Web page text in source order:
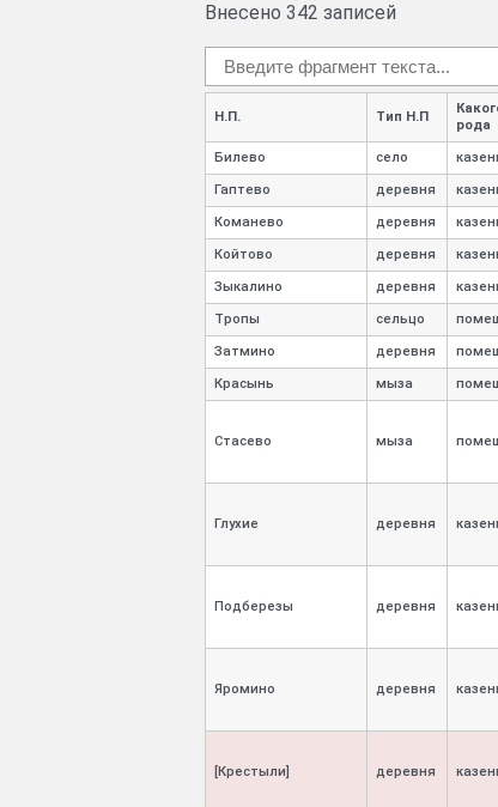
Внесено 342 записей
Н.П. Тип Н.П
рода
Билево село
Гаптево деревня
Команево деревня
Койтово деревня
Зыкалино деревня
Тропы сельцо
Затмино деревня
Красынь мыза
Стасево мыза
Глухие деревня
Подберезы деревня
Яромино деревня
[Крестыли] деревня